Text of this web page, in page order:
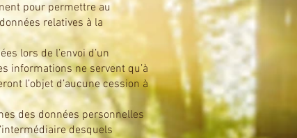
pour permettre au
relatives à la
lors de l’envoi d’un
informations ne servent qu’à
l’objet d’aucune cession à
des données personnelles
desquels